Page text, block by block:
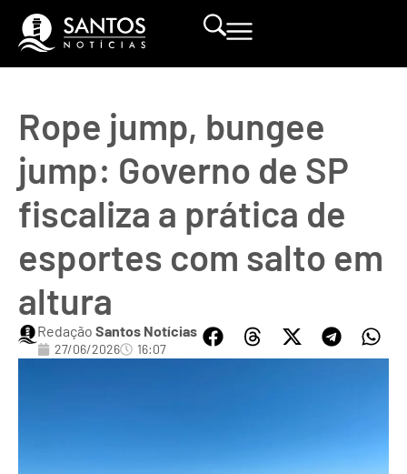
Rope jump, bungee
jump: Governo de SP
fiscaliza a prática de
esportes com salto em
altura
Redação Santos Notícias
27/06/2026 16:07